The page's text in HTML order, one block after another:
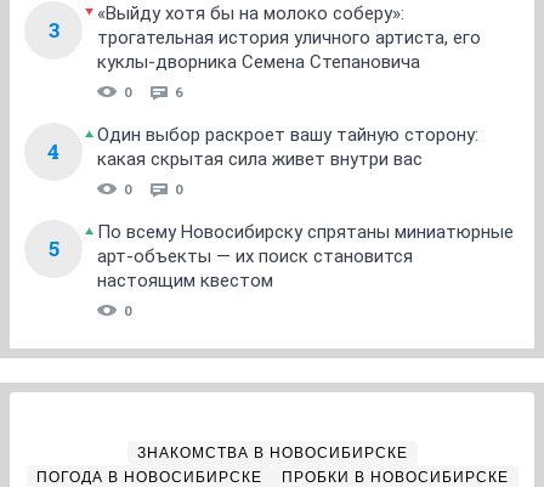
3
«Выйду хотя бы на молоко соберу»:
трогательная история уличного артиста, его
куклы-дворника Семена Степановича
0 6
4
Один выбор раскроет вашу тайную сторону:
какая скрытая сила живет внутри вас
0 0
5
По всему Новосибирску спрятаны миниатюрные
арт-объекты — их поиск становится
настоящим квестом
0
ЗНАКОМСТВА В НОВОСИБИРСКЕ
ПОГОДА В НОВОСИБИРСКЕ
ПРОБКИ В НОВОСИБИРСКЕ